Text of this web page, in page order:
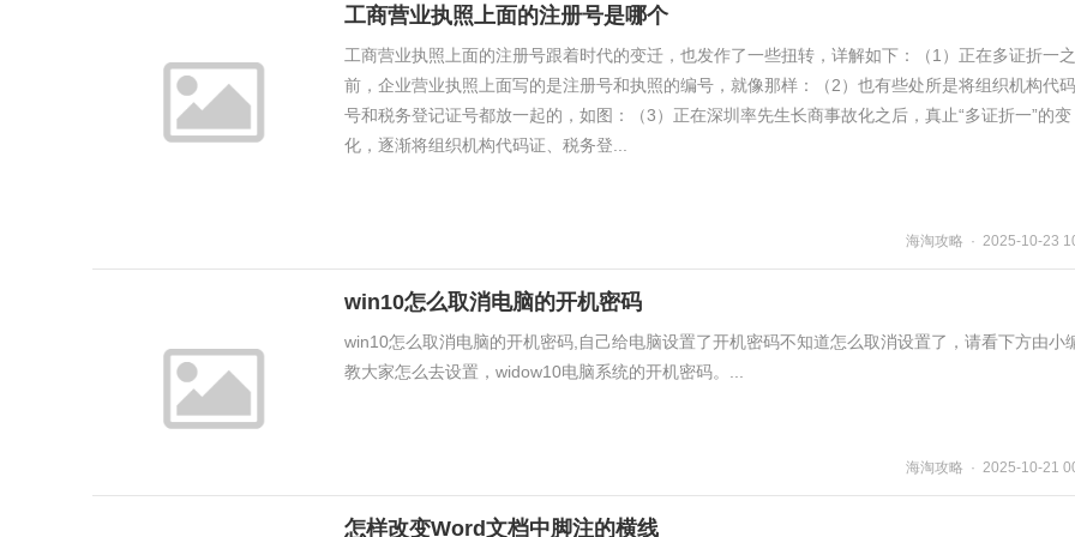
工商营业执照上面的注册号是哪个
工商营业执照上面的注册号跟着时代的变迁，也发作了一些扭转，详解如下：（1）正在多证折一之
前，企业营业执照上面写的是注册号和执照的编号，就像那样：（2）也有些处所是将组织机构代
号和税务登记证号都放一起的，如图：（3）正在深圳率先生长商事故化之后，真止“多证折一”的变
化，逐渐将组织机构代码证、税务登...
海淘攻略 · 2025-10-23
win10怎么取消电脑的开机密码
win10怎么取消电脑的开机密码,自己给电脑设置了开机密码不知道怎么取消设置了，请看下方由小
教大家怎么去设置，widow10电脑系统的开机密码。...
海淘攻略 · 2025-10-21
怎样改变Word文档中脚注的横线